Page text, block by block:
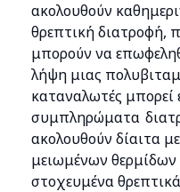
ακολουθούν
θρεπτική διατροφή,
μπορούν να
λήψη μιας
καταναλωτές μπορεί
συμπληρώματα
ακολουθούν δίαιτα
μειωμένων
στοχευμένα